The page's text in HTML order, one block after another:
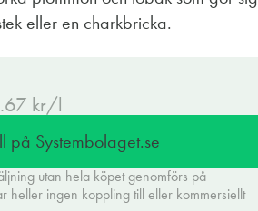
eller en charkbricka.
kr/l
på Systembolaget.se
utan hela köpet genomförs på
heller ingen koppling till eller kommersiellt